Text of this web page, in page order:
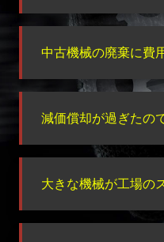
中古機械の廃棄に費
減価償却が過ぎたの
大きな機械が工場の